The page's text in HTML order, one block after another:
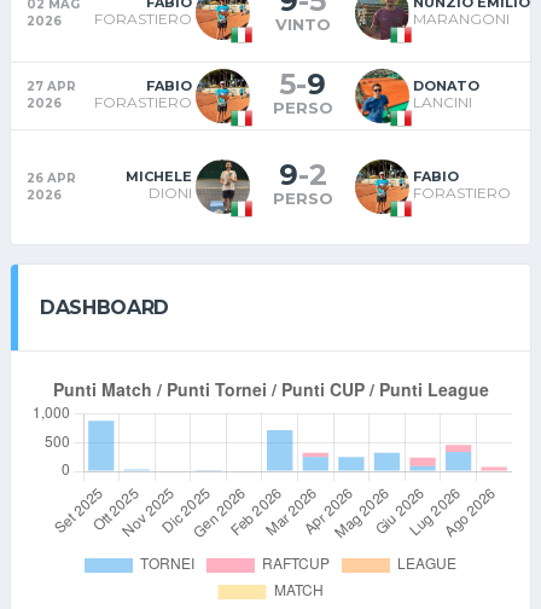
02 MAG
2026
FORASTIERO VINTO MARANGONI
27 APR
2026
FABIO
FORASTIERO
5-9
PERSO
DONATO
LANCINI
26 APR
2026
MICHELE
DIONI
9-2
PERSO
FABIO
FORASTIERO
DASHBOARD